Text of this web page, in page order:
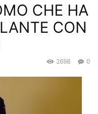
CHE HA
CON
0
2698